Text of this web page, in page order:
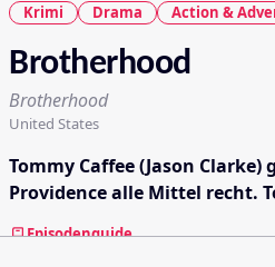
Krimi
Drama Action &
Brotherhood
Brotherhood
United States
Tommy Caffee (Jason
Providence alle Mittel recht.
Episodenguide